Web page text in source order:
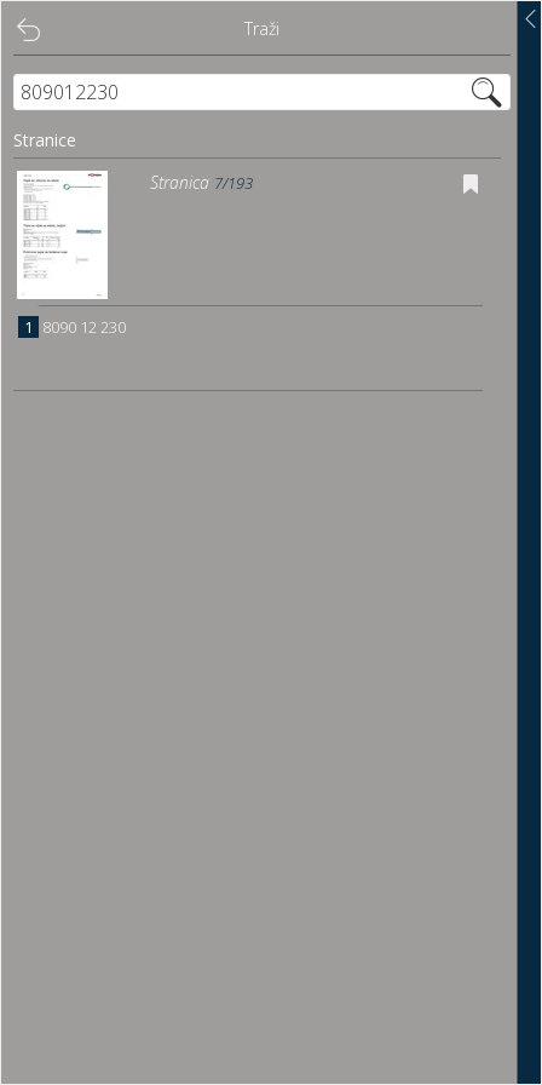
Traži
Sadržaj
Pregled
Istakni poveznice
Preuzmi
Traži
Stranice
Stranica 7/193
1 8090 12 230